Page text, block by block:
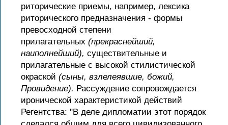
риторические приемы, например, лексика
риторического предназначения - формы
превосходной степени
прилагательных (прекраснейший,
наиполнейший), существительные и
прилагательные с высокой стилистической
окраской (сыны, взлелеявшие, божий,
Провидение). Рассуждение сопровождается
иронической характеристикой действий
Регентства: "В деле дипломатии этот порядок